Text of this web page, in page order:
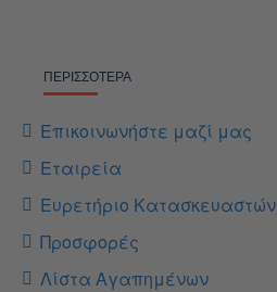
ΠΕΡΙΣΣΌΤΕΡΑ
Επικοινωνήστε μαζί μας
Εταιρεία
Ευρετήριο Κατασκευαστών
Προσφορές
Λίστα Αγαπημένων